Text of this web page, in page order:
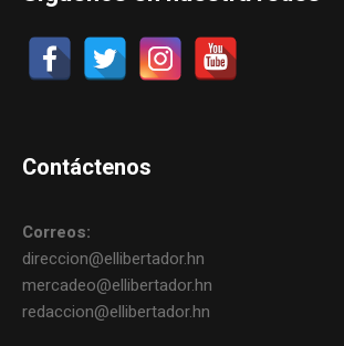
Contáctenos
Correos:
direccion@ellibertador.hn
mercadeo@ellibertador.hn
redaccion@ellibertador.hn